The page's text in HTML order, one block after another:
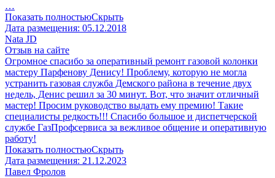
…
Показать полностьюСкрыть
Дата размещения: 05.12.2018
Nata JD
Отзыв на сайте
Огромное спасибо за оперативный ремонт газовой колонки
мастеру Парфенову Денису! Проблему, которую не могла
устранить газовая служба Демского района в течение двух
недель, Денис решил за 30 минут. Вот, что значит отличный
мастер! Просим руководство выдать ему премию! Такие
специалисты редкость!!! Спасибо большое и диспетчерской
службе ГазПрофсервиса за вежливое общение и оперативную
работу!
Показать полностьюСкрыть
Дата размещения: 21.12.2023
Павел Фролов